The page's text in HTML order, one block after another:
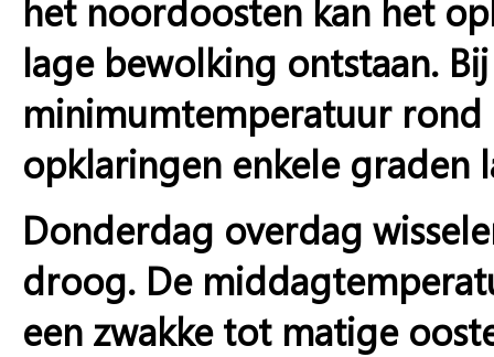
het noordoosten kan het
lage bewolking ontstaan.
minimumtemperatuur
opklaringen enkele graden
Donderdag overdag
droog. De
een zwakke tot matige